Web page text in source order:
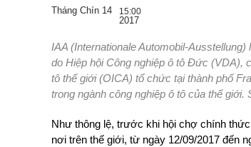
Tháng Chín 14 15:00
2017
IAA (Internationale Automobil-Ausstellung) là hội chợ ô tô lớn nhất thế giới diễn ra định kỳ hai năm một lần,
do Hiệp hội Công nghiệp ô tô Đức (VDA),
tô thế giới (OICA) tổ chức tại thành phố
trong ngành công nghiệp ô tô của thế
Như thông lệ, trước khi hội chợ chính
nơi trên thế giới, từ ngày 12/09/2017 đến